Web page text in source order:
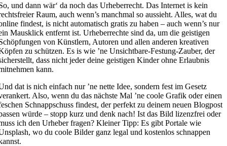
und dann wär‘ da noch das Urheberrecht. Das Internet is kein
Raum, auch wenn’s manchmal so aussieht. Alles, wat du
findest, is nicht automatisch gratis zu haben – auch wenn’s nur
Mausklick entfernt ist. Urheberrechte sind da, um die geistigen
von Künstlern, Autoren und allen anderen kreativen
zu schützen. Es is wie ’ne Unsichtbare-Festung-Zauber, der
dass nicht jeder deine geistigen Kinder ohne Erlaubnis
kann.
dat is nich einfach nur ’ne nette Idee, sondern fest im Gesetz
Also, wenn du das nächste Mal ’ne coole Grafik oder einen
Schnappschuss findest, der perfekt zu deinem neuen Blogpost
würde – stopp kurz und denk nach! Ist das Bild lizenzfrei oder
ich den Urheber fragen? Kleiner Tipp: Es gibt Portale wie
wo du coole Bilder ganz legal und kostenlos schnappen